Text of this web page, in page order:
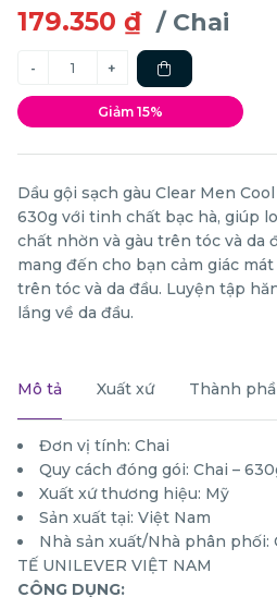
179.350 ₫ / Chai
Giảm 15%
Dầu gội sạch gàu Clear Men
630g với tinh chất bạc hà, giúp
chất nhờn và gàu trên tóc và da
mang đến cho bạn cảm giác
trên tóc và da đầu. Luyện tập
lắng về da đầu.
Mô tả Xuất xứ Thành
Đơn vị tính: Chai
Quy cách đóng gói: Chai –
Xuất xứ thương hiệu: Mỹ
Sản xuất tại: Việt Nam
Nhà sản xuất/Nhà phân phối:
TẾ UNILEVER VIỆT NAM
CÔNG DỤNG: